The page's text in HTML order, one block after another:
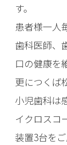
す。
患者様一人
歯科医師、
口の健康を
更につくば
小児歯科は
イクロスコ
装置3台を